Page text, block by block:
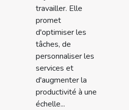
travailler. Elle
promet
d'optimiser les
tâches, de
personnaliser les
services et
d'augmenter la
productivité à une
échelle...